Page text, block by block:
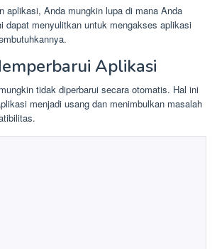
aplikasi, Anda mungkin lupa di mana Anda
dapat menyulitkan untuk mengakses aplikasi
Aplikasi
tidak diperbarui secara otomatis. Hal ini
menjadi usang dan menimbulkan masalah